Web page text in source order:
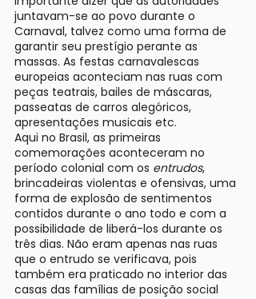
juntavam-se ao povo durante o
Carnaval, talvez como uma forma de
garantir seu prestígio perante as
massas. As festas carnavalescas
europeias aconteciam nas ruas com
peças teatrais, bailes de máscaras,
passeatas de carros alegóricos,
apresentações musicais etc.
Aqui no Brasil, as primeiras
comemorações aconteceram no
período colonial com os entrudos,
brincadeiras violentas e ofensivas, uma
forma de explosão de sentimentos
contidos durante o ano todo e com a
possibilidade de liberá-los durante os
três dias. Não eram apenas nas ruas
que o entrudo se verificava, pois
também era praticado no interior das
casas das famílias de posição social